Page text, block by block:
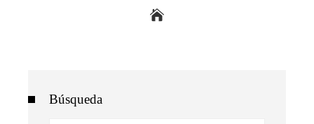
Búsqueda